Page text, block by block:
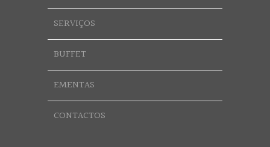
SERVIÇOS
BUFFET
EMENTAS
CONTACTOS